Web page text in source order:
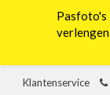
Klantenservice
Pasfoto's